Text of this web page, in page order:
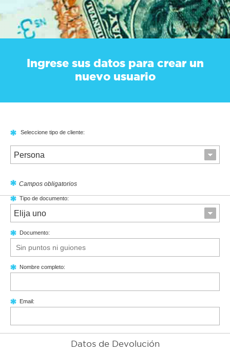
Ingrese sus datos para crear un
nuevo usuario
Seleccione tipo de cliente:
Persona
Campos obligatorios
Tipo de documento:
Elija uno
Documento:
Nombre completo:
Email:
Datos de Devolución